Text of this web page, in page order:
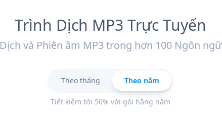
Trình Dịch MP3 Trực Tuyến
Dịch và Phiên âm MP3 trong hơn 100 Ngôn ngữ
Theo tháng Theo năm
Tiết kiệm tới 50% với gói hằng năm